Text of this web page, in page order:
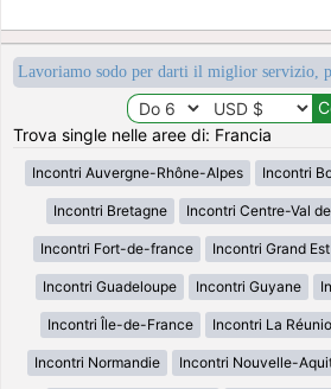
Lavoriamo sodo per darti il miglior servizio,
Trova single nelle aree di: Francia
Incontri Auvergne-Rhône-Alpes Incontri
Incontri Bretagne Incontri Centre-Val
Incontri Fort-de-france Incontri Grand Est
Incontri Guadeloupe Incontri Guyane
Incontri Île-de-France Incontri La
Incontri Normandie Incontri Nouvelle-